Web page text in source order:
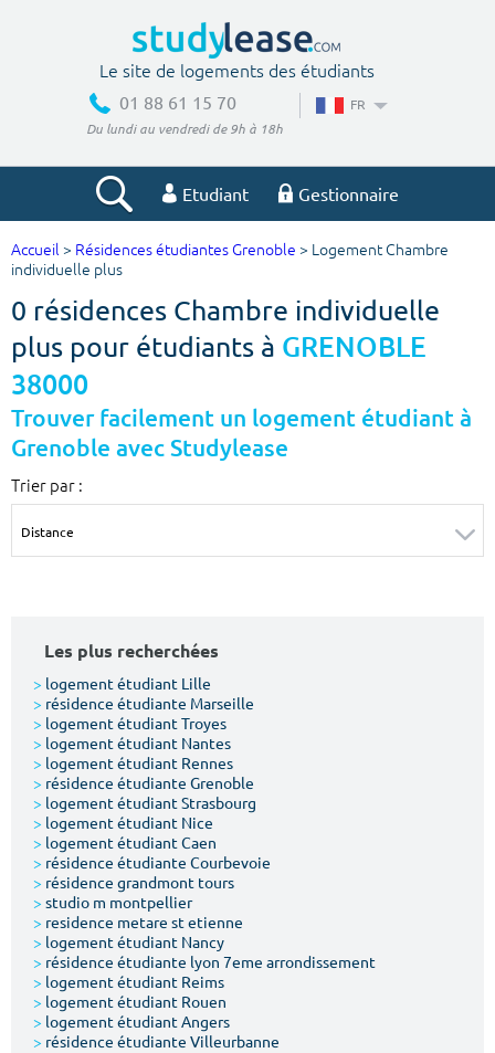
Le site de logements des étudiants
01 88 61 15 70
Du lundi au vendredi de 9h à 18h
FR
Etudiant Gestionnaire
Votre recherche
Ville, école
Budget min
€
Budget max
m² m²
Votre date d'entrée
Chercher
Accueil > Résidences étudiantes Grenoble > Logement Chambre
individuelle plus
0 résidences Chambre individuelle
plus pour étudiants à GRENOBLE
38000
Trouver facilement un logement étudiant à
Grenoble avec Studylease
Trier par :
Les plus recherchées
> logement étudiant Lille
> résidence étudiante Marseille
> logement étudiant Troyes
> logement étudiant Nantes
> logement étudiant Rennes
> résidence étudiante Grenoble
> logement étudiant Strasbourg
> logement étudiant Nice
> logement étudiant Caen
> résidence étudiante Courbevoie
> résidence grandmont tours
> studio m montpellier
> residence metare st etienne
> logement étudiant Nancy
> résidence étudiante lyon 7eme arrondissement
> logement étudiant Reims
> logement étudiant Rouen
> logement étudiant Angers
> résidence étudiante Villeurbanne